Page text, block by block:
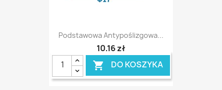
Podstawowa Antypoślizgowa...
10,16 zł
 DO KOSZYKA